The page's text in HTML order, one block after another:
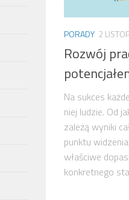
PORADY 2
Rozwój
Na sukces
niej ludzie. Od
zależą wyniki
punktu
właściwe
konkretnego